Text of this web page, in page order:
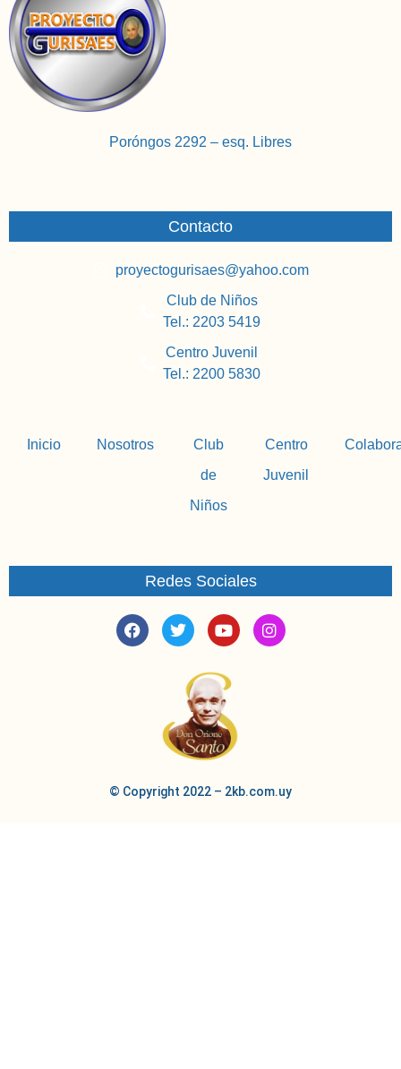
Poróngos 2292 – esq. Libres
Contacto
proyectogurisaes@yahoo.com
Club de Niños
Tel.: 2203 5419
Centro Juvenil
Tel.: 2200 5830
Inicio Nosotros
Club
de
Niños
Centro
Juvenil
Redes Sociales
© Copyright 2022 – 2kb.com.uy